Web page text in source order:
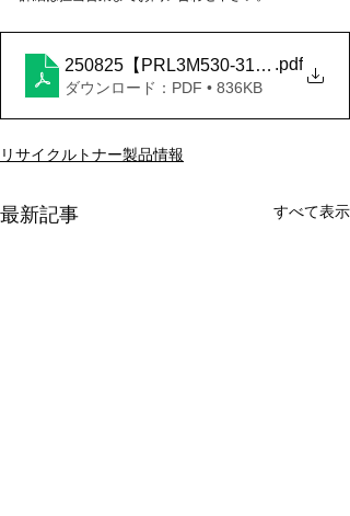
250825【PRL3M530-31_550-
.pdf
ダウンロード：PDF • 836KB
リサイクルトナー製品情報
最新記事 すべて表示